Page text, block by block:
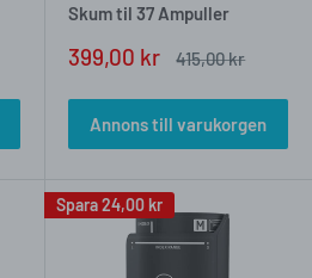
Skum til 37 Ampuller
Försäljningspris
399,00 kr
Vanligt
415,00 kr
Annons till varukorgen
Spara24,00 kr